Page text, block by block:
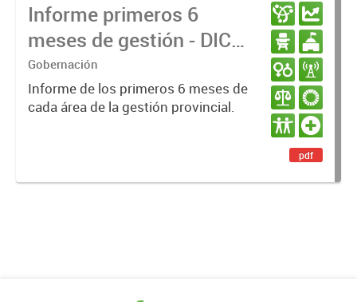
Informe primeros 6
meses de gestión - DIC
23 / JUN 24
Gobernación
Informe de los primeros 6 meses de
cada área de la gestión provincial.
pdf